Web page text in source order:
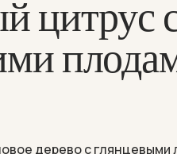
цитрус
дерево с глянцевыми